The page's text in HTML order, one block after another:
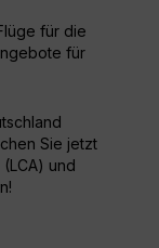
für die
für
Sie jetzt
und